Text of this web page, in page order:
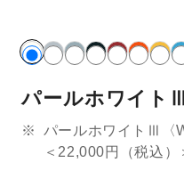
パールホワイトⅢ
※
パールホワイトⅢ〈
＜22,000円（税込）